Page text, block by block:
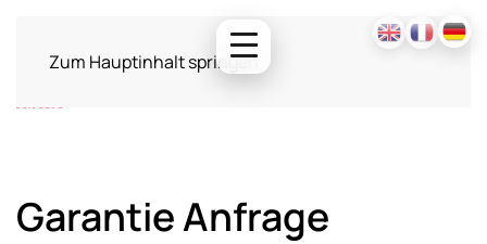
Zum Hauptinhalt springen
Garantie Anfrage